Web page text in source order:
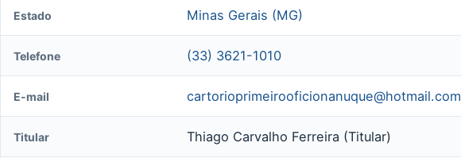
Estado Minas Gerais (MG)
Telefone (33) 3621-1010
E-mail cartorioprimeirooficionanuque@hotmail.com
Titular Thiago Carvalho Ferreira (Titular)